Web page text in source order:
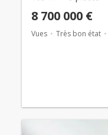
8 700 000 €
Vues Très bon état